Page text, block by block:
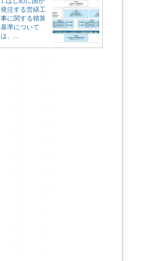
発注する営繕工
事に関する積算
基準について
は、...